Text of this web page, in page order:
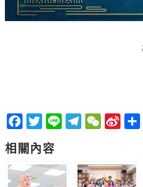
Facebook
Twitter
LineTelegram
相關內容